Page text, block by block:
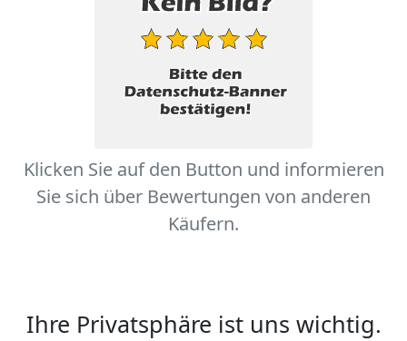
Klicken Sie auf den Button und informieren
Sie sich über Bewertungen von anderen
Käufern.
Ihre Privatsphäre ist uns wichtig.